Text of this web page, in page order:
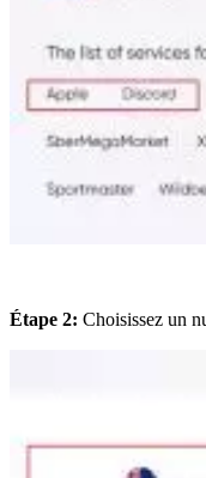
Étape 2: Choisissez un